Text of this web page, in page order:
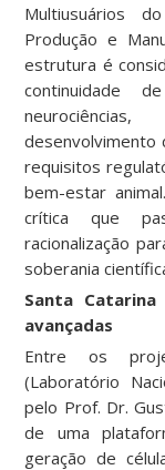
Multiusuários
Produção e
estrutura é
continuidade
desenvolvimento
requisitos
bem-estar
crítica que
racionalização
soberania
Santa
avançadas
Entre os
(Laboratório
pelo Prof. Dr.
de uma
geração de